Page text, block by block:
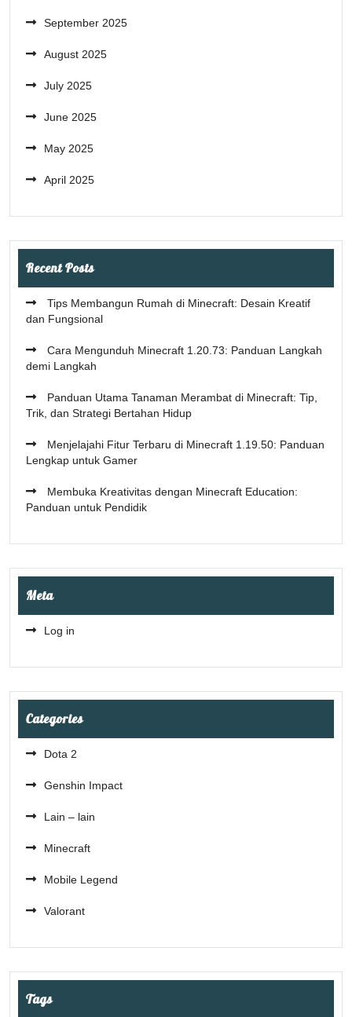
September 2025
August 2025
July 2025
June 2025
May 2025
April 2025
Recent Posts
Tips Membangun Rumah di Minecraft: Desain Kreatif
dan Fungsional
Cara Mengunduh Minecraft 1.20.73: Panduan Langkah
demi Langkah
Panduan Utama Tanaman Merambat di Minecraft: Tip,
Trik, dan Strategi Bertahan Hidup
Menjelajahi Fitur Terbaru di Minecraft 1.19.50: Panduan
Lengkap untuk Gamer
Membuka Kreativitas dengan Minecraft Education:
Panduan untuk Pendidik
Meta
Log in
Categories
Dota 2
Genshin Impact
Lain – lain
Minecraft
Mobile Legend
Valorant
Tags